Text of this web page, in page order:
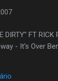
DIRTY" FT
- It's Over